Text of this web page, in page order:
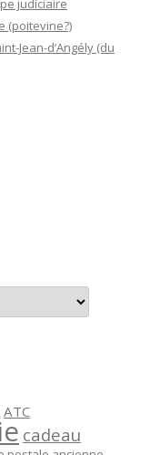
judiciaire
(poitevine?)
Jean-d’Angély (du
ATC
cadeau